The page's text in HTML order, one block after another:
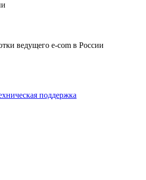
ведущего e‑com в России
поддержка